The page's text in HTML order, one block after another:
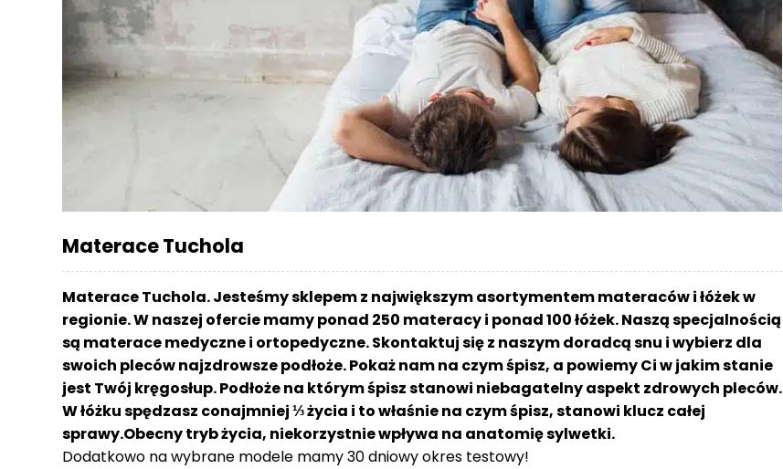
Materace Tuchola
Materace Tuchola. Jesteśmy sklepem z największym asortymentem materaców i łóżek w
regionie. W naszej ofercie mamy ponad 250 materacy i ponad 100 łóżek. Naszą specjalnością
są materace medyczne i ortopedyczne. Skontaktuj się z naszym doradcą snu i wybierz dla
swoich pleców najzdrowsze podłoże. Pokaż nam na czym śpisz, a powiemy Ci w jakim stanie
jest Twój kręgosłup. Podłoże na którym śpisz stanowi niebagatelny aspekt zdrowych pleców.
W łóżku spędzasz conajmniej ⅓ życia i to właśnie na czym śpisz, stanowi klucz całej
sprawy.Obecny tryb życia, niekorzystnie wpływa na anatomię sylwetki.
Dodatkowo na wybrane modele mamy 30 dniowy okres testowy!